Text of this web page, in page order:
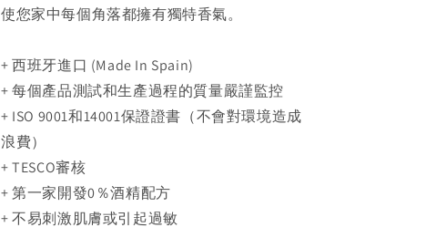
使您家中每個角落都擁有獨特香氣。
+ 西班牙進口 (Made In Spain)
+ 每個產品測試和生產過程的質量嚴謹監控
+ ISO 9001和14001保證證書（不會對環境造成
浪費）
+ TESCO審核
+ 第一家開發0％酒精配方
+ 不易刺激肌膚或引起過敏